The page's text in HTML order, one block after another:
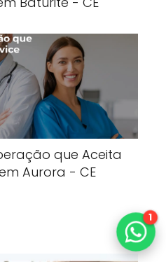
que Aceita
Aurora - CE
1